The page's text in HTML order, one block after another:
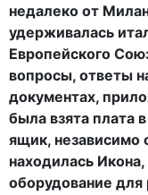
недалеко от
удерживалась
Европейского
вопросы, ответы
документах,
была взята плата
ящик, независимо
находилась
оборудование